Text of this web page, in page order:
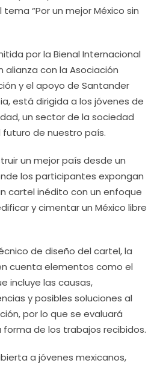
“Por un mejor México sin
por la Bienal Internacional
alianza con la Asociación
y el apoyo de Santander
está dirigida a los jóvenes de
un sector de la sociedad
de nuestro país.
un mejor país desde un
los participantes expongan
cartel inédito con un enfoque
y cimentar un México libre
de diseño del cartel, la
cuenta elementos como el
incluye las causas,
y posibles soluciones al
por lo que se evaluará
de los trabajos recibidos.
a jóvenes mexicanos,